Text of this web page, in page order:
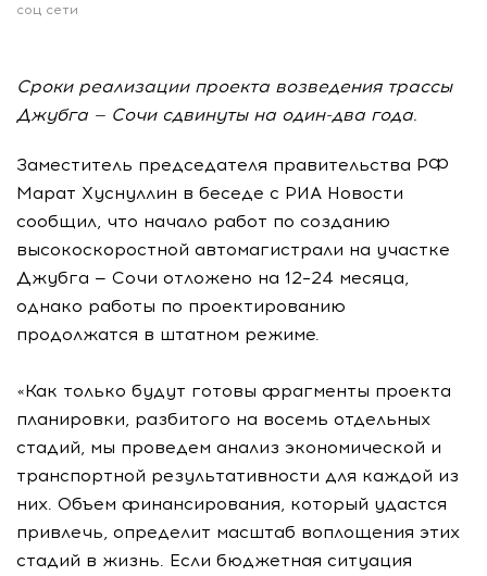
соц сети
Сроки реализации проекта возведения трассы
Джубга — Сочи сдвинуты на один-два года.
Заместитель председателя правительства РФ
Марат Хуснуллин в беседе с РИА Новости
сообщил, что начало работ по созданию
высокоскоростной автомагистрали на участке
Джубга — Сочи отложено на 12–24 месяца,
однако работы по проектированию
продолжатся в штатном режиме.
«Как только будут готовы фрагменты проекта
планировки, разбитого на восемь отдельных
стадий, мы проведем анализ экономической и
транспортной результативности для каждой из
них. Объем финансирования, который удастся
привлечь, определит масштаб воплощения этих
стадий в жизнь. Если бюджетная ситуация